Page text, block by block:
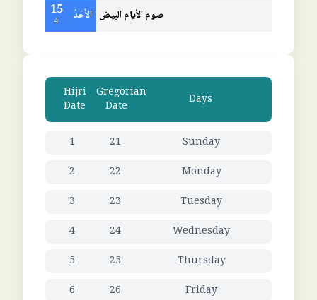
15
4 الأَحَدُ صوم الأيام البيض
Hijri
Date
Gregorian
Date
Days
1 21
Sunday
2
22
Monday
3
23
Tuesday
4
24
Wednesday
5
25
Thursday
6
26
Friday